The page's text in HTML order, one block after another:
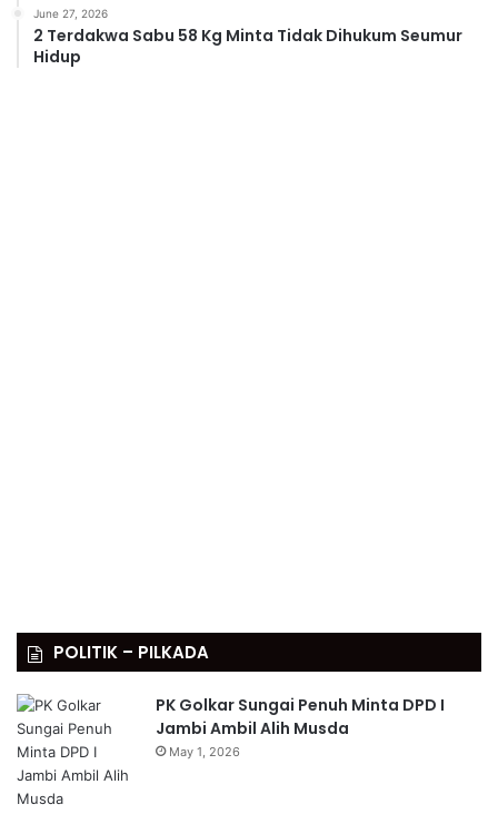
June 27, 2026
2 Terdakwa Sabu 58 Kg Minta Tidak Dihukum Seumur
Hidup
POLITIK – PILKADA
PK Golkar Sungai Penuh Minta DPD I
Jambi Ambil Alih Musda
May 1, 2026